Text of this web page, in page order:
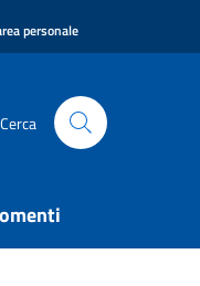
personale
Cerca